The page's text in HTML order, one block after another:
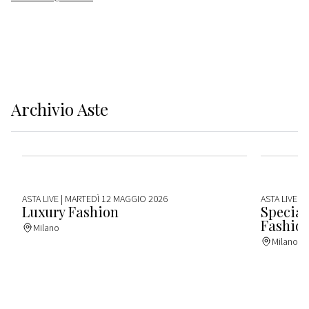
Archivio Aste
ASTA LIVE | MARTEDÌ 12 MAGGIO 2026
Luxury Fashion
Milano
ASTA LIVE
Milano